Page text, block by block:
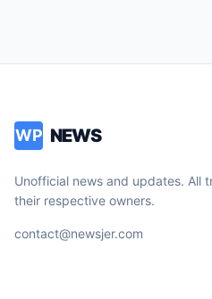
WP NEWS
Unofficial news and updates. All
their respective owners.
contact@newsjer.com